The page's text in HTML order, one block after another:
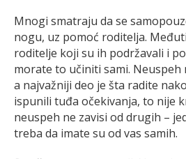
Mnogi smatraju da se
nogu, uz pomoć roditelja.
roditelje koji su ih podržavali i
morate to učiniti sami. Neuspeh
a najvažniji deo je šta radite
ispunili tuđa očekivanja, to nije
neuspeh ne zavisi od drugih –
treba da imate su od vas samih.